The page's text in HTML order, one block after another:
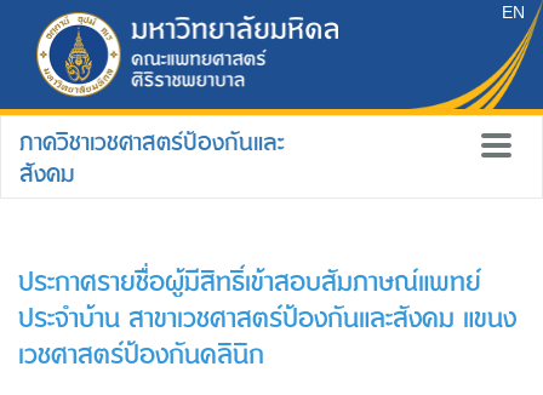
EN
ภาควิชาเวชศาสตร์ป้องกันและ
สังคม
ประกาศรายชื่อผู้มีสิทธิ์เข้าสอบสัมภาษณ์แพทย์
ประจำบ้าน สาขาเวชศาสตร์ป้องกันและสังคม แขนง
เวชศาสตร์ป้องกันคลินิก